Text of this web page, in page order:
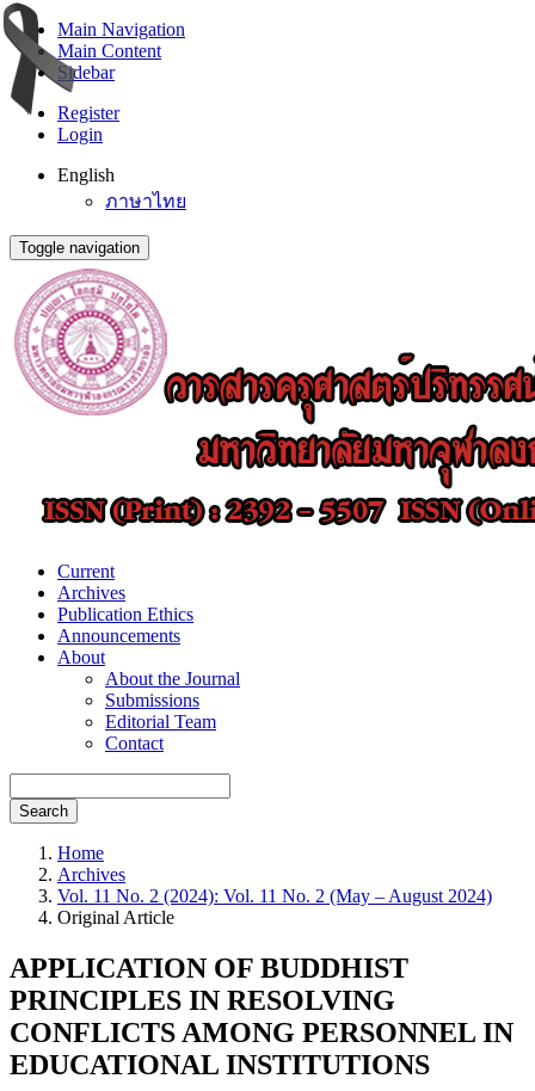
Main Navigation
Main Content
Sidebar
Register
Login
English
ภาษาไทย
Toggle navigation
Current
Archives
Publication Ethics
Announcements
About
About the Journal
Submissions
Editorial Team
Contact
Search
Home
Archives
Vol. 11 No. 2 (2024): Vol. 11 No. 2 (May – August 2024)
Original Article
APPLICATION OF BUDDHIST
PRINCIPLES IN RESOLVING
CONFLICTS AMONG PERSONNEL IN
EDUCATIONAL INSTITUTIONS